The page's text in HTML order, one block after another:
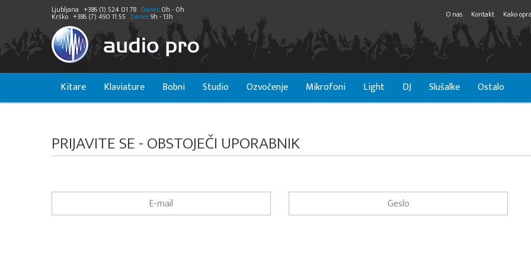
Ljubljana +386 (1) 524 01 78 Danes 0h - 0h
Krško +386 (7) 490 11 55 Danes9h - 13h O nas Kontakt Kako
Kitare Klaviature Bobni Studio Ozvočenje Mikrofoni Light DJ Slušalke Ostalo
PRIJAVITE SE - OBSTOJEČI UPORABNIK